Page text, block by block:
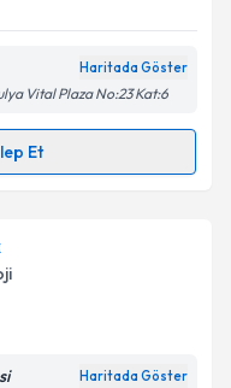
ilişkinAydınlatma
verilerimin belirtilen
ediyorum.
Gönder
Haritada Göster
Vital Plaza No:23 Kat:6
Et
takvimi talebi
almanız için bir
ile bilgilendireceğiz.
Haritada Göster